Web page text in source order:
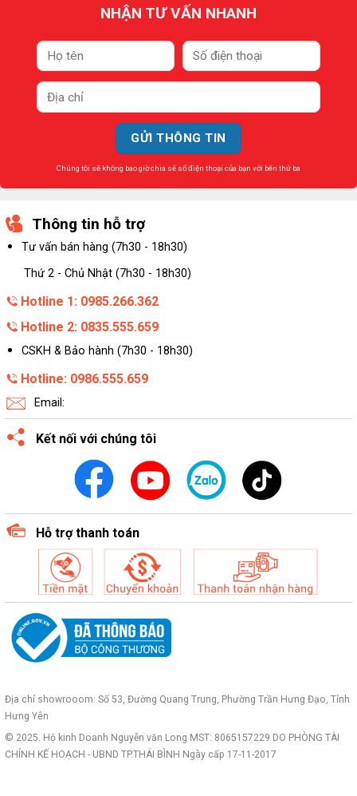
NHẬN TƯ VẤN NHANH
Chúng tôi sẽ không bao giờ chia sẻ số điện thoại của bạn với bên thứ ba
Thông tin hỗ trợ
Tư vấn bán hàng (7h30 - 18h30)
Thứ 2 - Chủ Nhật (7h30 - 18h30)
Hotline 1: 0985.266.362
Hotline 2: 0835.555.659
CSKH & Bảo hành (7h30 - 18h30)
Hotline: 0986.555.659
Email:
Kết nối với chúng tôi
Hỗ trợ thanh toán
Địa chỉ showrooom: Số 53, Đường Quang Trung, Phường Trần Hưng Đạo, Tỉnh
Hưng Yên
© 2025. Hộ kinh Doanh Nguyễn văn Long MST: 8065157229 DO PHÒNG TÀI
CHÍNH KẾ HOẠCH - UBND TP.THÁI BÌNH Ngày cấp 17-11-2017